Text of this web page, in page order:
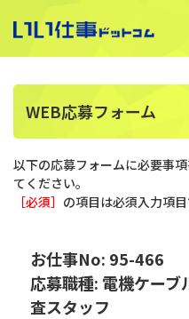
WEB応募フォーム
以下の応募フォームに必要事
てください。
［必須］ の項目は必須入力項目
お仕事No: 95-466
応募職種: 電機ケー
査スタッフ